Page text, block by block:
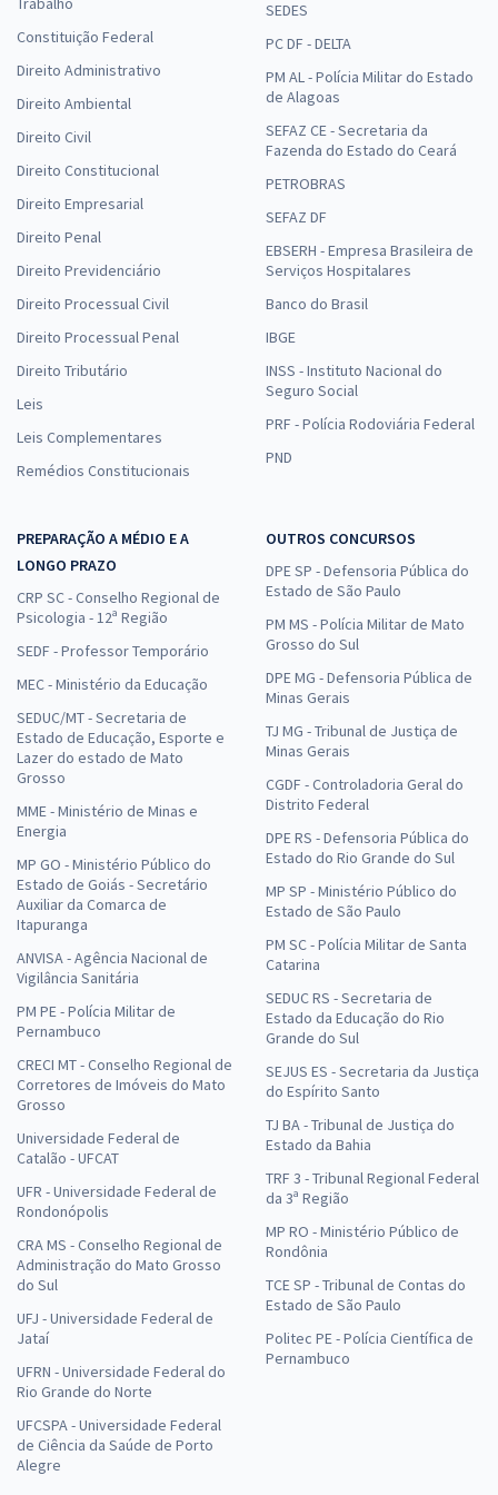
Constituição Federal
Direito Administrativo
Direito Ambiental
Direito Civil
Direito Constitucional
Direito Empresarial
Direito Penal
Direito Previdenciário
Direito Processual Civil
Direito Processual Penal
Direito Tributário
Leis
Leis Complementares
Remédios Constitucionais
SEDES
PC DF - DELTA
PM AL - Polícia Militar do Estado
de Alagoas
SEFAZ CE - Secretaria da
Fazenda do Estado do Ceará
PETROBRAS
SEFAZ DF
EBSERH - Empresa Brasileira de
Serviços Hospitalares
Banco do Brasil
IBGE
INSS - Instituto Nacional do
Seguro Social
PRF - Polícia Rodoviária Federal
PND
PREPARAÇÃO A MÉDIO E A
LONGO PRAZO
CRP SC - Conselho Regional de
Psicologia - 12ª Região
SEDF - Professor Temporário
MEC - Ministério da Educação
SEDUC/MT - Secretaria de
Estado de Educação, Esporte e
Lazer do estado de Mato
Grosso
MME - Ministério de Minas e
Energia
MP GO - Ministério Público do
Estado de Goiás - Secretário
Auxiliar da Comarca de
Itapuranga
ANVISA - Agência Nacional de
Vigilância Sanitária
PM PE - Polícia Militar de
Pernambuco
CRECI MT - Conselho Regional de
Corretores de Imóveis do Mato
Grosso
Universidade Federal de
Catalão - UFCAT
UFR - Universidade Federal de
Rondonópolis
CRA MS - Conselho Regional de
Administração do Mato Grosso
do Sul
UFJ - Universidade Federal de
Jataí
UFRN - Universidade Federal do
Rio Grande do Norte
UFCSPA - Universidade Federal
de Ciência da Saúde de Porto
Alegre
OUTROS CONCURSOS
DPE SP - Defensoria Pública do
Estado de São Paulo
PM MS - Polícia Militar de Mato
Grosso do Sul
DPE MG - Defensoria Pública de
Minas Gerais
TJ MG - Tribunal de Justiça de
Minas Gerais
CGDF - Controladoria Geral do
Distrito Federal
DPE RS - Defensoria Pública do
Estado do Rio Grande do Sul
MP SP - Ministério Público do
Estado de São Paulo
PM SC - Polícia Militar de Santa
Catarina
SEDUC RS - Secretaria de
Estado da Educação do Rio
Grande do Sul
SEJUS ES - Secretaria da Justiça
do Espírito Santo
TJ BA - Tribunal de Justiça do
Estado da Bahia
TRF 3 - Tribunal Regional Federal
da 3ª Região
MP RO - Ministério Público de
Rondônia
TCE SP - Tribunal de Contas do
Estado de São Paulo
Politec PE - Polícia Científica de
Pernambuco